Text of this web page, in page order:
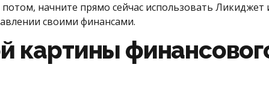
начните прямо сейчас использовать
своими финансами.
картины